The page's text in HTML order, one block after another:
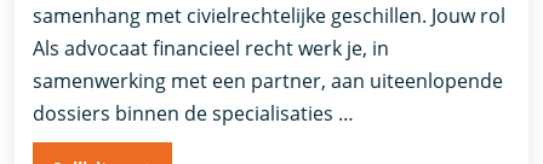
samenhang met civielrechtelijke geschillen. Jouw rol
Als advocaat financieel recht werk je, in
samenwerking met een partner, aan uiteenlopende
dossiers binnen de specialisaties …